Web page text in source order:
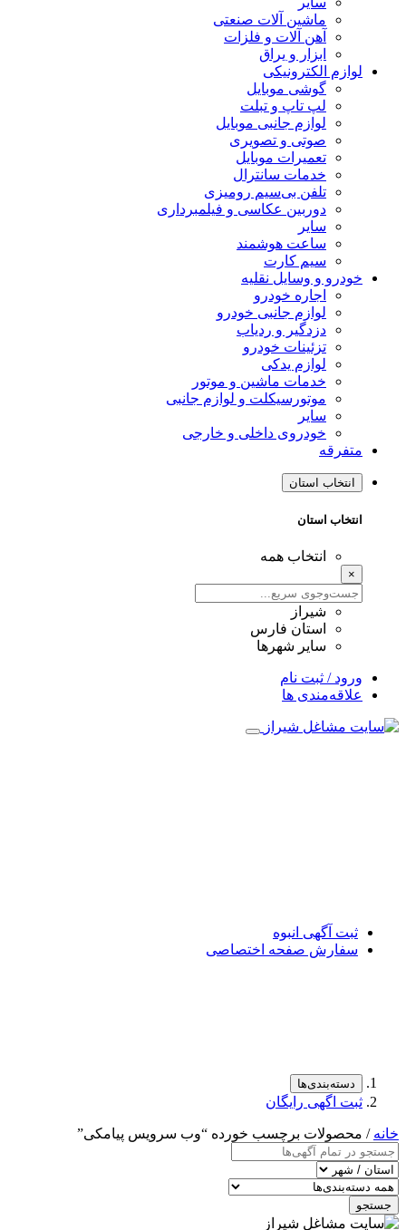
ماشین آلات صنعتی
آهن آلات و فلزات
ابزار و یراق
لوازم الکترونیکی
گوشی موبایل
لپ تاپ و تبلت
لوازم جانبی موبایل
صوتی و تصویری
تعمیرات موبایل
خدمات سانترال
تلفن بی‌سیم رومیزی
دوربین عکاسی و فیلمبرداری
سایر
ساعت هوشمند
سیم کارت
خودرو و وسایل نقلیه
اجاره خودرو
لوازم جانبی خودرو
دزدگیر و ردیاب
تزئینات خودرو
لوازم یدکی
خدمات ماشین و موتور
موتورسیکلت و لوازم جانبی
سایر
خودروی داخلی و خارجی
متفرقه
انتخاب استان
انتخاب استان
انتخاب همه
×
شیراز
استان فارس
سایر شهرها
ورود / ثبت نام
علاقه‌مندی ها
ثبت آگهی انبوه
سفارش صفحه اختصاصی
دسته‌بندی‌ها
ثبت اگهی رایگان
خانه / محصولات برچسب خورده “وب سرویس پیامکی”
جستجو